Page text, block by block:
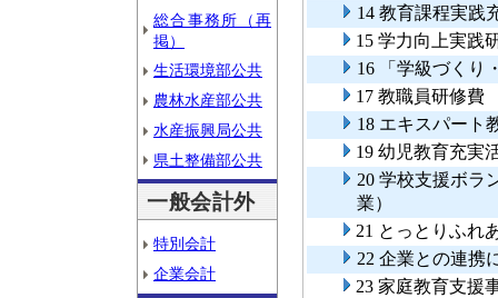
総合事務所（再
掲）
生活環境部公共
農林水産部公共
水産振興局公共
県土整備部公共
一般会計外
特別会計
企業会計
14 教育課程実践
15 学力向上実践
16 「学級づくり
17 教職員研修費
18 エキスパート
19 幼児教育充実
20 学校支援ボラ
業）
21 とっとりふれ
22 企業との連携
23 家庭教育支援